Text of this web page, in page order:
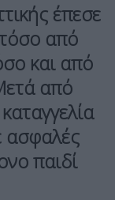
έπεσε
από
και από
από
ασφαλές
παιδί